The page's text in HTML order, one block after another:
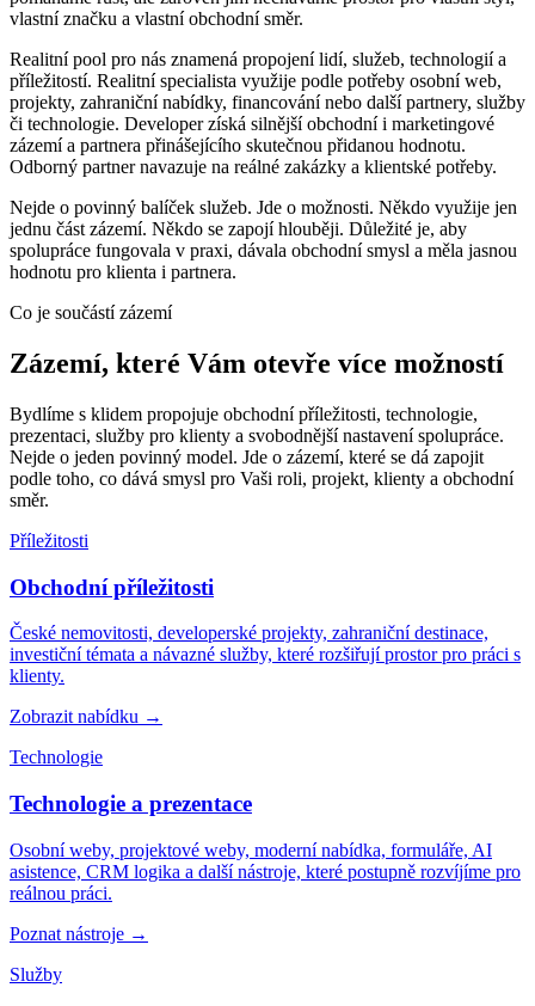
vlastní značku a vlastní obchodní směr.
Realitní pool pro nás znamená propojení lidí, služeb, technologií a
příležitostí. Realitní specialista využije podle potřeby osobní web,
projekty, zahraniční nabídky, financování nebo další partnery, služby
či technologie. Developer získá silnější obchodní i marketingové
zázemí a partnera přinášejícího skutečnou přidanou hodnotu.
Odborný partner navazuje na reálné zakázky a klientské potřeby.
Nejde o povinný balíček služeb. Jde o možnosti. Někdo využije jen
jednu část zázemí. Někdo se zapojí hlouběji. Důležité je, aby
spolupráce fungovala v praxi, dávala obchodní smysl a měla jasnou
hodnotu pro klienta i partnera.
Co je součástí zázemí
Zázemí, které Vám otevře více možností
Bydlíme s klidem propojuje obchodní příležitosti, technologie,
prezentaci, služby pro klienty a svobodnější nastavení spolupráce.
Nejde o jeden povinný model. Jde o zázemí, které se dá zapojit
podle toho, co dává smysl pro Vaši roli, projekt, klienty a obchodní
směr.
Příležitosti
Obchodní příležitosti
České nemovitosti, developerské projekty, zahraniční destinace,
investiční témata a návazné služby, které rozšiřují prostor pro práci s
klienty.
Zobrazit nabídku →
Technologie
Technologie a prezentace
Osobní weby, projektové weby, moderní nabídka, formuláře, AI
asistence, CRM logika a další nástroje, které postupně rozvíjíme pro
reálnou práci.
Poznat nástroje →
Služby